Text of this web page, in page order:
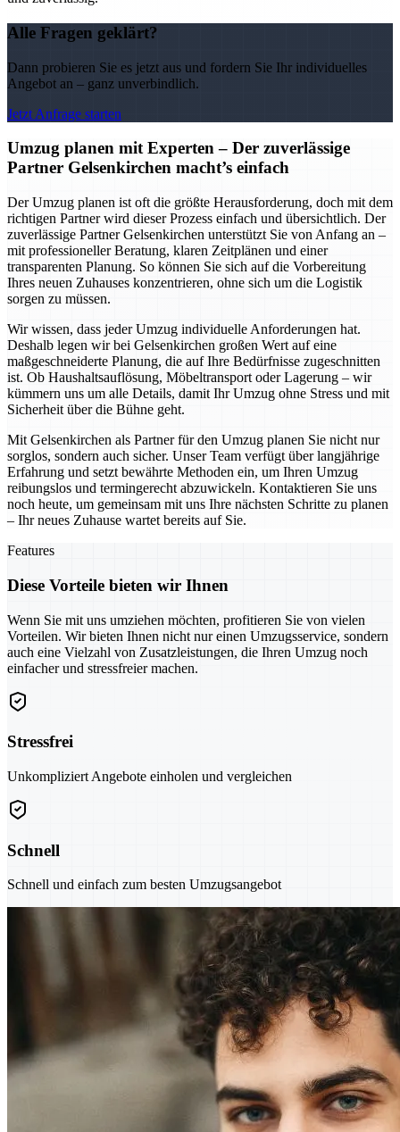
Alle Fragen geklärt?
Dann probieren Sie es jetzt aus und fordern Sie Ihr individuelles
Angebot an – ganz unverbindlich.
Jetzt Anfrage starten
Umzug planen mit Experten – Der zuverlässige
Partner Gelsenkirchen macht’s einfach
Der Umzug planen ist oft die größte Herausforderung, doch mit dem
richtigen Partner wird dieser Prozess einfach und übersichtlich. Der
zuverlässige Partner Gelsenkirchen unterstützt Sie von Anfang an –
mit professioneller Beratung, klaren Zeitplänen und einer
transparenten Planung. So können Sie sich auf die Vorbereitung
Ihres neuen Zuhauses konzentrieren, ohne sich um die Logistik
sorgen zu müssen.
Wir wissen, dass jeder Umzug individuelle Anforderungen hat.
Deshalb legen wir bei Gelsenkirchen großen Wert auf eine
maßgeschneiderte Planung, die auf Ihre Bedürfnisse zugeschnitten
ist. Ob Haushaltsauflösung, Möbeltransport oder Lagerung – wir
kümmern uns um alle Details, damit Ihr Umzug ohne Stress und mit
Sicherheit über die Bühne geht.
Mit Gelsenkirchen als Partner für den Umzug planen Sie nicht nur
sorglos, sondern auch sicher. Unser Team verfügt über langjährige
Erfahrung und setzt bewährte Methoden ein, um Ihren Umzug
reibungslos und termingerecht abzuwickeln. Kontaktieren Sie uns
noch heute, um gemeinsam mit uns Ihre nächsten Schritte zu planen
– Ihr neues Zuhause wartet bereits auf Sie.
Features
Diese Vorteile bieten wir Ihnen
Wenn Sie mit uns umziehen möchten, profitieren Sie von vielen
Vorteilen. Wir bieten Ihnen nicht nur einen Umzugsservice, sondern
auch eine Vielzahl von Zusatzleistungen, die Ihren Umzug noch
einfacher und stressfreier machen.
Stressfrei
Unkompliziert Angebote einholen und vergleichen
Schnell
Schnell und einfach zum besten Umzugsangebot